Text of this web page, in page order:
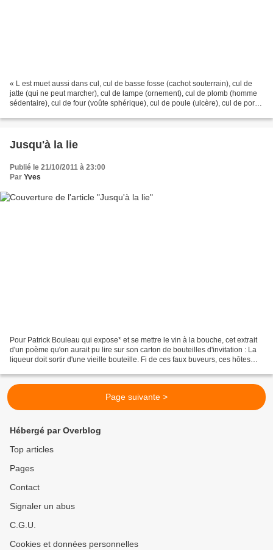
« L est muet aussi dans cul, cul de basse fosse (cachot souterrain), cul de
jatte (qui ne peut marcher), cul de lampe (ornement), cul de plomb (homme
sédentaire), cul de four (voûte sphérique), cul de poule (ulcère), cul de port
Jusqu'à la lie
Publié le 21/10/2011 à 23:00
Par Yves
Pour Patrick Bouleau qui expose* et se mettre le vin à la bouche, cet extrait
d'un poème qu'on aurait pu lire sur son carton de bouteilles d'invitation : La
liqueur doit sortir d'une vieille bouteille. Fi de ces faux buveurs, ces hôtes
Page suivante >
Hébergé par Overblog
Top articles
Pages
Contact
Signaler un abus
C.G.U.
Cookies et données personnelles